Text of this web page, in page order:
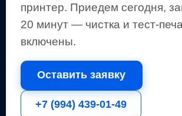
принтер. Приедем сегодня,
20 минут — чистка и тест-
включены.
Оставить заявку
+7 (994) 439-01-49